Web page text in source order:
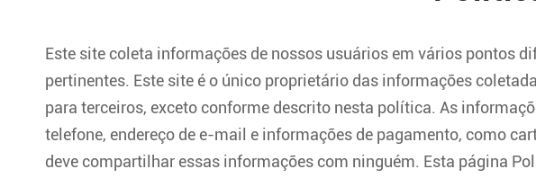
Este site coleta informações de nossos usuários em vários pontos
pertinentes. Este site é o único proprietário das informações
para terceiros, exceto conforme descrito nesta política. As
telefone, endereço de e-mail e informações de pagamento, como
deve compartilhar essas informações com ninguém. Esta página